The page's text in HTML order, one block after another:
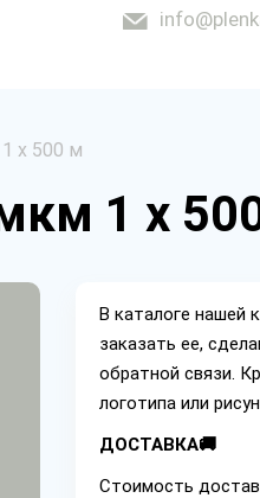
х 500 м
1 х
В каталоге нашей
заказать ее,
обратной связи.
логотипа или
ДОСТАВКА🚚
Стоимость